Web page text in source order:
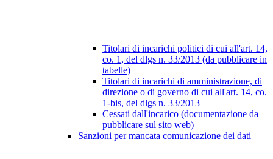
Titolari di incarichi politici di cui all'art. 14,
co. 1, del dlgs n. 33/2013 (da pubblicare in
tabelle)
Titolari di incarichi di amministrazione, di
direzione o di governo di cui all'art. 14, co.
1-bis, del dlgs n. 33/2013
Cessati dall'incarico (documentazione da
pubblicare sul sito web)
Sanzioni per mancata comunicazione dei dati